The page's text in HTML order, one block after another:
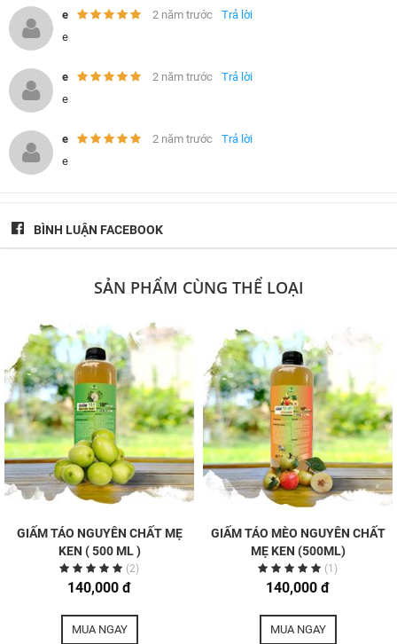
e 2 năm trước
Trả lời
e
e 2 năm trước
Trả lời
e
e 2 năm trước
Trả lời
e
BÌNH LUẬN FACEBOOK
SẢN PHẨM CÙNG THỂ LOẠI
GIẤM TÁO NGUYÊN CHẤT MẸ
KEN ( 500 ML )
(2)
140,000 đ
MUA NGAY
GIẤM TÁO MÈO NGUYÊN CHẤT
MẸ KEN (500ML)
(1)
140,000 đ
MUA NGAY